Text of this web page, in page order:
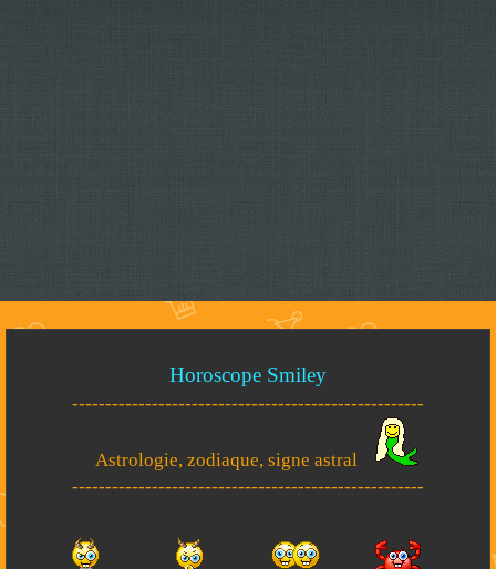
Horoscope Smiley
-----------------------------------------------------
Astrologie, zodiaque, signe astral
-----------------------------------------------------